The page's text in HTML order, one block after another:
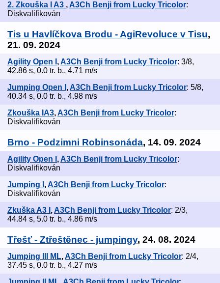
2. Zkouška I A3 , A3Ch Benji from Lucky Tricolor:
Diskvalifikován
Tis u Havlíčkova Brodu - AgiRevoluce v Tisu,
21. 09. 2024
Agility Open I ,A3Ch Benji from Lucky Tricolor: 3/8,
42.86 s, 0.0 tr. b., 4.71 m/s
Jumping Open I , A3Ch Benji from Lucky Tricolor: 5/8,
40.34 s, 0.0 tr. b., 4.98 m/s
Zkouška IA3,A3Ch Benji from Lucky Tricolor:
Diskvalifikován
Brno - Podzimni Robinsonáda, 14. 09. 2024
Agility Open I , A3Ch Benji from Lucky Tricolor:
Diskvalifikován
Jumping I ,A3Ch Benji from Lucky Tricolor:
Diskvalifikován
Zkuška A3 I , A3Ch Benji from Lucky Tricolor: 2/3,
44.84 s, 5.0 tr. b., 4.86 m/s
Třešť - Ztřeštěnec - jumpingy, 24. 08. 2024
Jumping III ML,A3Ch Benji from Lucky Tricolor: 2/4,
37.45 s, 0.0 tr. b., 4.27 m/s